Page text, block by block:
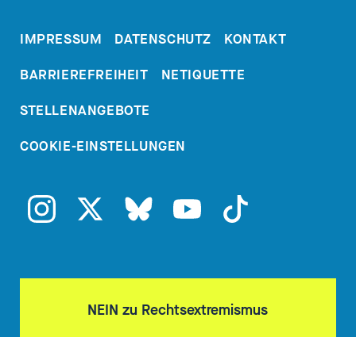
IMPRESSUM DATENSCHUTZ
KONTAKT
BARRIEREFREIHEIT
NETIQUETTE
STELLENANGEBOTE
COOKIE-EINSTELLUNGEN
NEIN zu Rechtsextremismus